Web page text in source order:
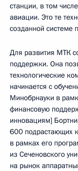
станции, в том
авиации. Это те
созданной системе
Для развития МТК
поддержки. Она
технологические
начинается с
Минобрнауки в
финансовую
инновациям]
600 подрастающих
в рамках его
из Сеченовского
на рынок